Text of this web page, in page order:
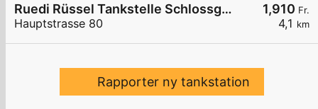
1,910 Fr.
4,1 km
Ruedi Rüssel Tankstelle Schlossgarage Heinz Wullschleger
Hauptstrasse 80
Rapporter ny tankstation